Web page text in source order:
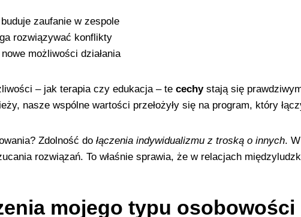
zaufanie w zespole
rozwiązywać konflikty
możliwości działania
– jak terapia czy edukacja – te cechystają się
nasze wspólne wartości przełożyły się na program, który
Zdolność do łączenia indywidualizmu z troską o innych.
rozwiązań. To właśnie sprawia, że w relacjach
mojego typu osobowości